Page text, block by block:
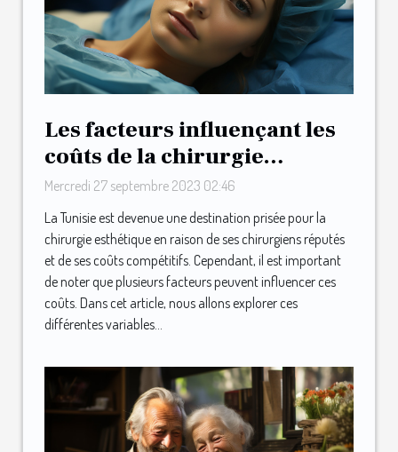
Les facteurs influençant les
coûts de la chirurgie
esthétique en Tunisie
Mercredi 27 septembre 2023 02:46
La Tunisie est devenue une destination prisée pour la
chirurgie esthétique en raison de ses chirurgiens réputés
et de ses coûts compétitifs. Cependant, il est important
de noter que plusieurs facteurs peuvent influencer ces
coûts. Dans cet article, nous allons explorer ces
différentes variables...